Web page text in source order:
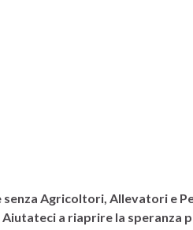
senza Agricoltori, Allevatori e
Aiutateci a riaprire la speranza